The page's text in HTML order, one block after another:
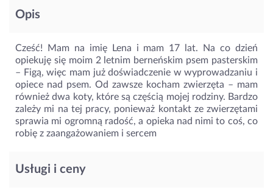
Opis
Cześć! Mam na imię Lena i mam 17 lat. Na co dzień
opiekuję się moim 2 letnim berneńskim psem pasterskim
– Figą, więc mam już doświadczenie w wyprowadzaniu i
opiece nad psem. Od zawsze kocham zwierzęta – mam
również dwa koty, które są częścią mojej rodziny. Bardzo
zależy mi na tej pracy, ponieważ kontakt ze zwierzętami
sprawia mi ogromną radość, a opieka nad nimi to coś, co
robię z zaangażowaniem i sercem
Usługi i ceny